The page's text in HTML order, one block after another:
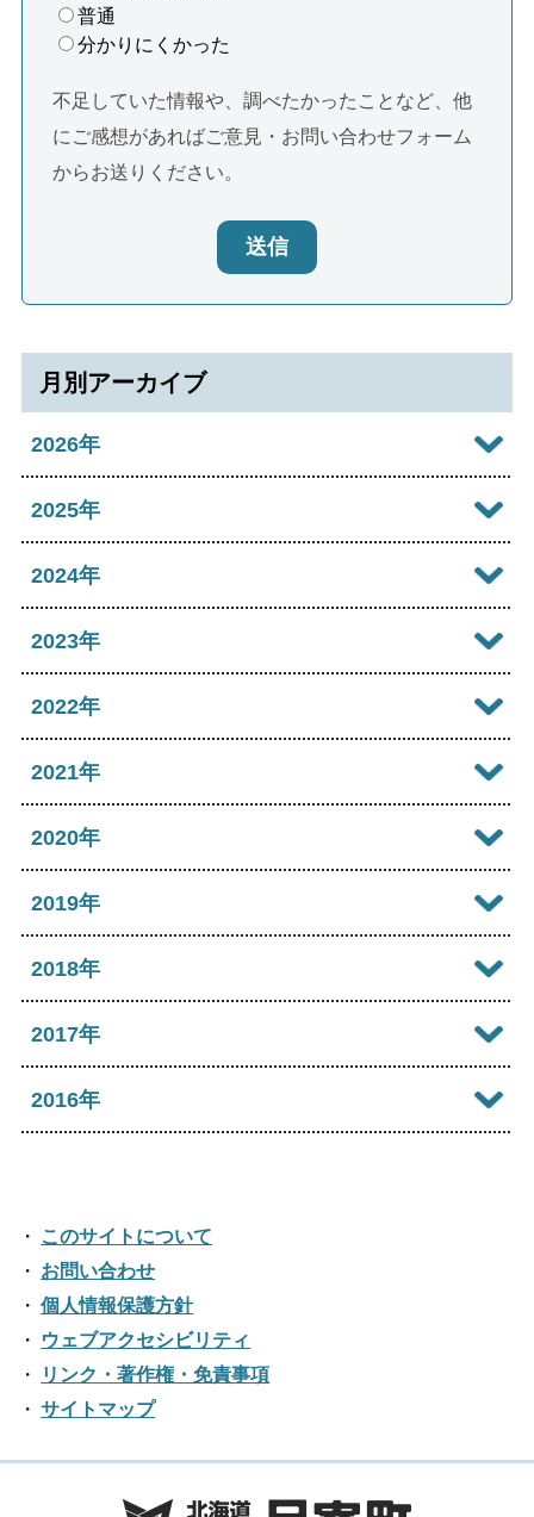
普通
分かりにくかった
不足していた情報や、調べたかったことなど、他
にご感想があればご意見・お問い合わせフォーム
からお送りください。
送信
月別アーカイブ
2026年
2026年08月
2026年06月
2026年04月
2026年03月
2026年02月
2025年
2025年12月
2025年10月
2025年08月
2025年07月
2025年06月
2025年04月
2025年02月
2024年
2024年12月
2024年10月
2024年08月
2024年07月
2024年06月
2024年04月
2024年01月
2023年
2023年12月
2023年10月
2023年08月
2023年07月
2023年06月
2023年04月
2023年02月
2023年01月
2022年
2022年12月
2022年10月
2022年08月
2022年07月
2022年06月
2022年03月
2022年02月
2021年
2021年12月
2021年10月
2021年08月
2021年07月
2021年04月
2021年03月
2021年02月
2021年01月
2020年
2020年12月
2020年10月
2020年08月
2020年05月
2020年04月
2020年03月
2019年
2019年12月
2019年10月
2019年07月
2019年06月
2019年05月
2019年02月
2018年
2018年12月
2018年10月
2018年08月
2018年07月
2018年06月
2018年05月
2018年04月
2018年03月
2017年
2017年12月
2017年08月
2017年07月
2017年06月
2017年05月
2016年
2016年10月
2016年09月
2016年08月
このサイトについて
お問い合わせ
個人情報保護方針
ウェブアクセシビリティ
リンク・著作権・免責事項
サイトマップ